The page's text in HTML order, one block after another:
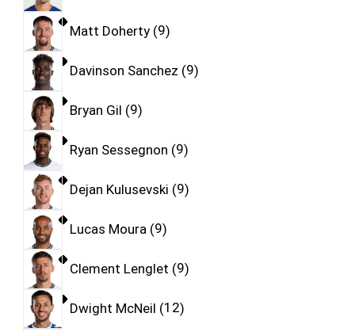
Matt Doherty 9
Davinson Sanchez 9
Bryan Gil 9
Ryan Sessegnon 9
Dejan Kulusevski 9
Lucas Moura 9
Clement Lenglet 9
Dwight McNeil 12